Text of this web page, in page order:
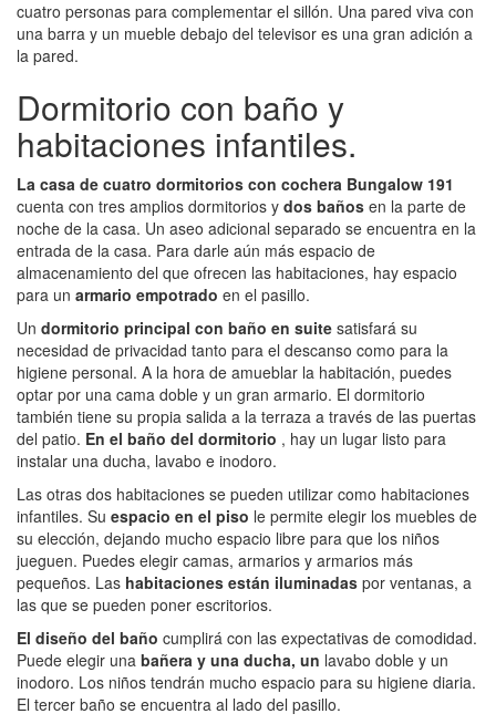
cuatro personas para complementar el sillón. Una pared viva con
una barra y un mueble debajo del televisor es una gran adición a
la pared.
Dormitorio con baño y
habitaciones infantiles.
La casa de cuatro dormitorios con cochera Bungalow 191
cuenta con tres amplios dormitorios y dos baños en la parte de
noche de la casa. Un aseo adicional separado se encuentra en la
entrada de la casa. Para darle aún más espacio de
almacenamiento del que ofrecen las habitaciones, hay espacio
para un armario empotrado en el pasillo.
Un dormitorio principal con baño en suite satisfará su
necesidad de privacidad tanto para el descanso como para la
higiene personal. A la hora de amueblar la habitación, puedes
optar por una cama doble y un gran armario. El dormitorio
también tiene su propia salida a la terraza a través de las puertas
del patio. En el baño del dormitorio , hay un lugar listo para
instalar una ducha, lavabo e inodoro.
Las otras dos habitaciones se pueden utilizar como habitaciones
infantiles. Su espacio en el piso le permite elegir los muebles de
su elección, dejando mucho espacio libre para que los niños
jueguen. Puedes elegir camas, armarios y armarios más
pequeños. Las habitaciones están iluminadas por ventanas, a
las que se pueden poner escritorios.
El diseño del baño cumplirá con las expectativas de comodidad.
Puede elegir una bañera y una ducha, un lavabo doble y un
inodoro. Los niños tendrán mucho espacio para su higiene diaria.
El tercer baño se encuentra al lado del pasillo.